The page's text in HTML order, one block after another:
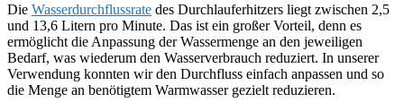
Die Wasserdurchflussrate des Durchlauferhitzers liegt zwischen 2,5
und 13,6 Litern pro Minute. Das ist ein großer Vorteil, denn es
ermöglicht die Anpassung der Wassermenge an den jeweiligen
Bedarf, was wiederum den Wasserverbrauch reduziert. In unserer
Verwendung konnten wir den Durchfluss einfach anpassen und so
die Menge an benötigtem Warmwasser gezielt reduzieren.